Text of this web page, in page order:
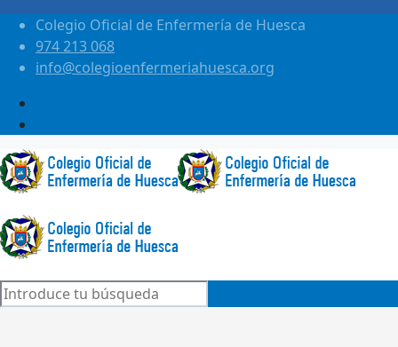
Colegio Oficial de Enfermería de Huesca
974 213 068
info@colegioenfermeriahuesca.org